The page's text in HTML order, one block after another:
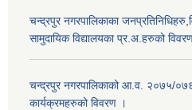
चन्द्रपुर नगरपालिकाका
सामुदायिक विद्यालयका प्र.अ.हरुको
चन्द्रपुर नगरपालिकाको आ.व. २०७५/
कार्यक्रमहरुको विवरण ।